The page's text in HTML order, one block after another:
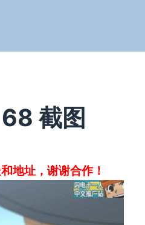
截图
地址，谢谢合作！